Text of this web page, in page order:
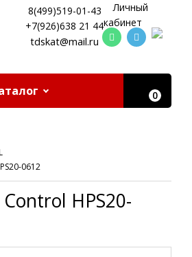
8(499)519-01-43
+7(926)638 21 44
tdskat@mail.ru
Личный
кабинет
0
0612
HPS20-